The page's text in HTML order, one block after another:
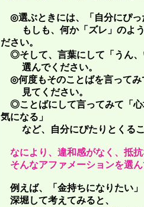
◎選ぶときには、「自分にぴっ
もしも、何か「ズレ」のよう
ださい。
◎そして、言葉にして「うん、
選んでください。
◎何度もそのことばを言ってみ
見てください。
◎ことばにして言ってみて「心
気になる」
など、自分にぴたりとくるこ
なにより、違和感がなく、抵
そんなアファメーションを選
例えば、「金持ちになりたい
深堀して考えてみると、